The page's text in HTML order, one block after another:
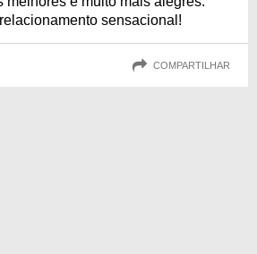
sensacional!
COMPARTILHAR